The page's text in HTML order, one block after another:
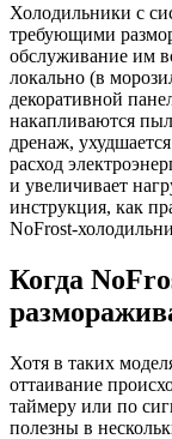
Холодильники с
требующими
обслуживание им
локально (в
декоративной
накапливаются
дренаж,
расход
и увеличивает
инструкция, как
NoFrost-
Когда
Хотя в таких
оттаивание
таймеру или по
полезны в